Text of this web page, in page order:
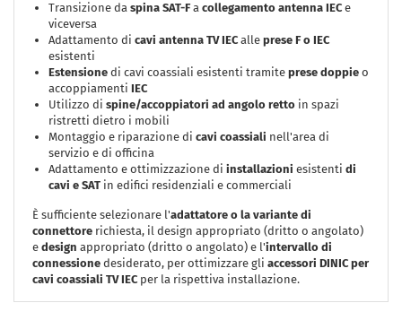
Transizione da spina SAT-Fa collegamento antenna IEC e
viceversa
Adattamento di cavi antenna TV IEC alle prese F o IEC
esistenti
Estensione di cavi coassiali esistenti tramite prese doppie o
accoppiamenti IEC
Utilizzo di spine/accoppiatori ad angolo retto in spazi
ristretti dietro i mobili
Montaggio e riparazione di cavi coassiali nell'area di
servizio e di officina
Adattamento e ottimizzazione di installazioni esistenti di
cavi e SAT in edifici residenziali e commerciali
È sufficiente selezionare l'adattatore o la variante di
connettore richiesta, il design appropriato (dritto o angolato)
e design appropriato (dritto o angolato) e l'intervallo di
connessione desiderato, per ottimizzare gli accessori DINIC per
cavi coassiali TV IEC per la rispettiva installazione.